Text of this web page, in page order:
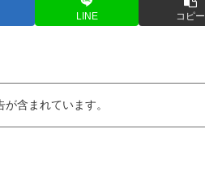
LINE コピー
含まれています。